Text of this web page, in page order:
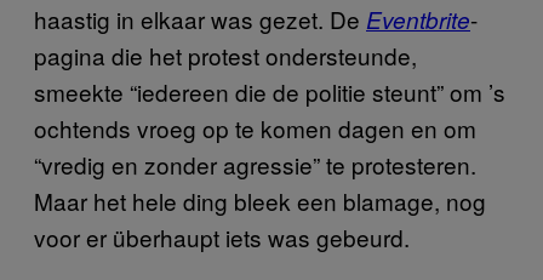
haastig in elkaar was gezet. De Eventbrite-
pagina die het protest ondersteunde,
smeekte “iedereen die de politie steunt” om ’s
ochtends vroeg op te komen dagen en om
“vredig en zonder agressie” te protesteren.
Maar het hele ding bleek een blamage, nog
voor er überhaupt iets was gebeurd.